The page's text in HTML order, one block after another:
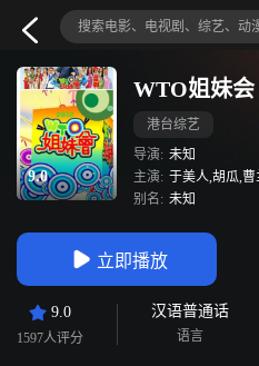
9.0
WTO姐妹会
港台综艺
导演: 未知
主演: 于美人,胡瓜,
别名: 未知
立即播放
9.0
1597人评分
汉语普通话
语言